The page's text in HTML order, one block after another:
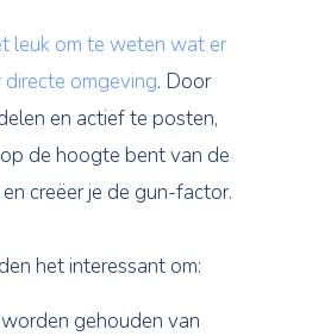
leuk om te weten wat er
omgeving. Door
en actief te posten,
de hoogte bent van de
creëer je de gun-factor.
het interessant om:
gehouden van